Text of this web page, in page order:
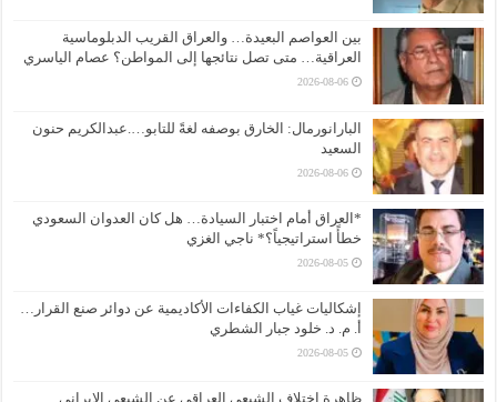
بين العواصم البعيدة… والعراق القريب الدبلوماسية
العراقية… متى تصل نتائجها إلى المواطن؟ عصام الياسري
2026-08-06
البارانورمال: الخارق بوصفه لغةً للتابو….عبدالكريم حنون
السعيد
2026-08-06
*العراق أمام اختبار السيادة… هل كان العدوان السعودي
خطأً استراتيجياً؟* ناجي الغزي
2026-08-05
إشكاليات غياب الكفاءات الأكاديمية عن دوائر صنع القرار…
أ. م. د. خلود جبار الشطري
2026-08-05
ظاهرة اختلاف الشيعي العراقي عن الشيعي الإيراني …